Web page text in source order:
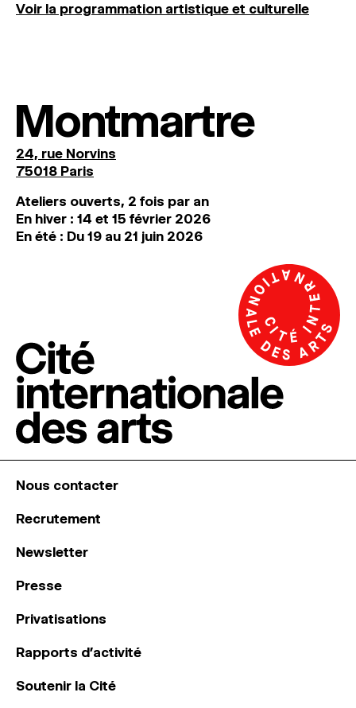
Voir la programmation artistique et culturelle
Montmartre
24, rue Norvins
75018 Paris
Ateliers ouverts, 2 fois par an
En hiver : 14 et 15 février 2026
En été : Du 19 au 21 juin 2026
Nous contacter
Recrutement
Newsletter
Presse
Privatisations
Rapports d’activité
Soutenir la Cité